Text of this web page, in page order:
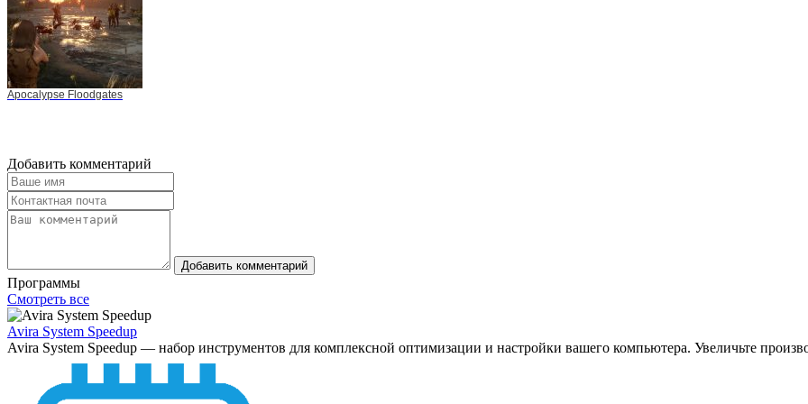
Apocalypse Floodgates
Добавить комментарий
Добавить комментарий
Программы
Смотреть все
Avira System Speedup
Avira System Speedup — набор инструментов для комплексной оптимизации и настройки вашего компьютера. Увеличьте